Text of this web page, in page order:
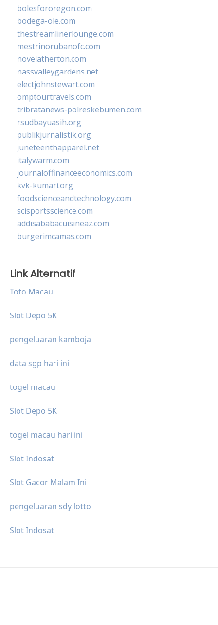
bolesfororegon.com
bodega-ole.com
thestreamlinerlounge.com
mestrinorubanofc.com
novelatherton.com
nassvalleygardens.net
electjohnstewart.com
omptourtravels.com
tribratanews-polreskebumen.com
rsudbayuasih.org
publikjurnalistik.org
juneteenthapparel.net
italywarm.com
journaloffinanceeconomics.com
kvk-kumari.org
foodscienceandtechnology.com
scisportsscience.com
addisababacuisineaz.com
burgerimcamas.com
Link Alternatif
Toto Macau
Slot Depo 5K
pengeluaran kamboja
data sgp hari ini
togel macau
Slot Depo 5K
togel macau hari ini
Slot Indosat
Slot Gacor Malam Ini
pengeluaran sdy lotto
Slot Indosat